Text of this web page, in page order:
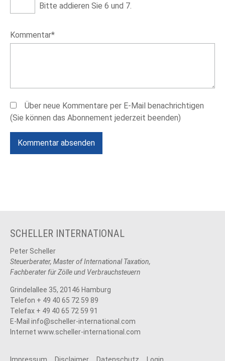
Bitte addieren Sie 6 und 7.
Pflichtfeld
Kommentar*
Über neue Kommentare per E-Mail benachrichtigen
(Sie können das Abonnement jederzeit beenden)
Kommentar absenden
SCHELLER INTERNATIONAL
Peter Scheller
Steuerberater, Master of International Taxation,
Fachberater für Zölle und Verbrauchsteuern
Grindelallee 35, 20146 Hamburg
Telefon + 49 40 65 72 59 89
Telefax + 49 40 65 72 59 91
E-Mail info@scheller-international.com
Internet www.scheller-international.com